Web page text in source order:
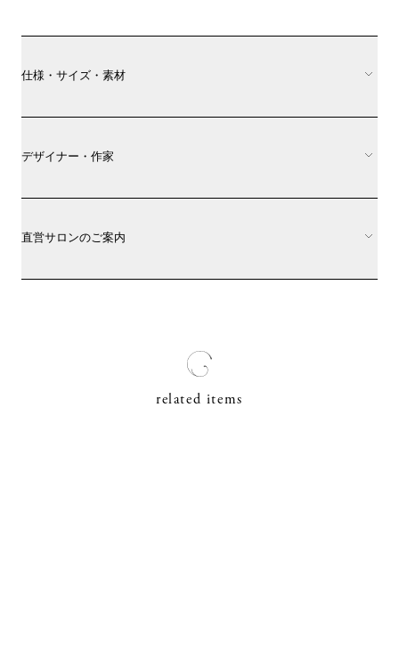
仕様・サイズ・素材
デザイナー・作家
直営サロンのご案内
related items